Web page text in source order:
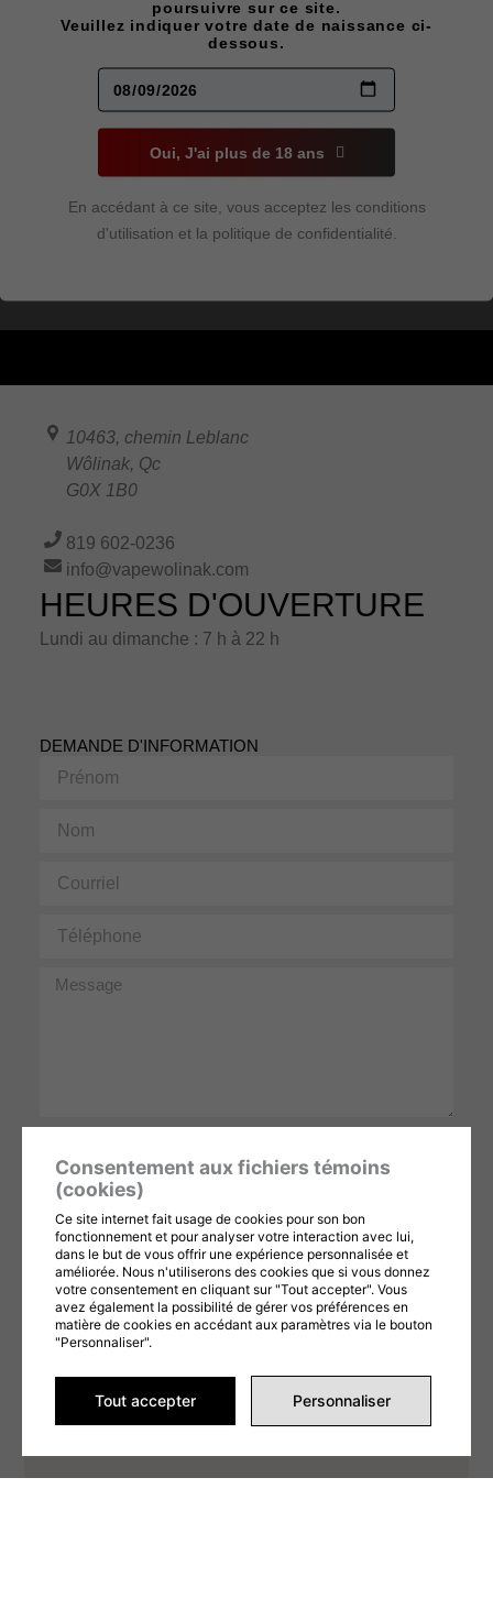
25000
DOUBLE
MINT
Ce produit est
actuellement en
rupture et
Non
poursuivre sur ce site.
Veuillez indiquer votre date de naissance ci-
dessous.
Oui, J'ai plus de 18 ans
En accédant à ce site, vous acceptez les conditions
d'utilisation et la politique de confidentialité.
10463, chemin Leblanc
Wôlinak, Qc
G0X 1B0
819 602-0236
info@vapewolinak.com
HEURES D'OUVERTURE
Lundi au dimanche : 7 h à 22 h
DEMANDE D'INFORMATION
Prénom
Téléphone
Message
vous consentez à partager vos informations conformément à nosConditions
et
ENVOYER LA DEMANDE
Consentement aux fichiers témoins
(cookies)
Ce site internet fait usage de cookies pour son bon
fonctionnement et pour analyser votre interaction avec lui,
dans le but de vous offrir une expérience personnalisée et
améliorée. Nous n'utiliserons des cookies que si vous donnez
votre consentement en cliquant sur "Tout accepter". Vous
avez également la possibilité de gérer vos préférences en
matière de cookies en accédant aux paramètres via le bouton
"Personnaliser".
Tout accepter Personnaliser